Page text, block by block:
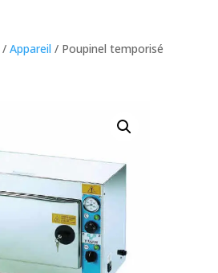
/ Appareil / Poupinel temporisé